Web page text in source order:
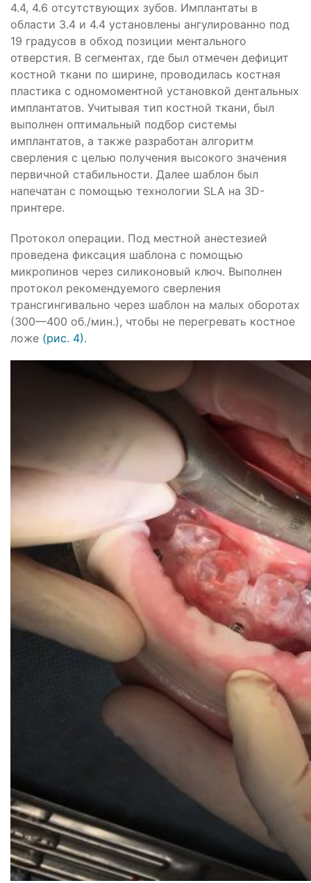
4.4, 4.6 отсутствующих зубов. Имплантаты в
области 3.4 и 4.4 установлены ангулированно под
19 градусов в обход позиции ментального
отверстия. В сегментах, где был отмечен дефицит
костной ткани по ширине, проводилась костная
пластика с одномоментной установкой дентальных
имплантатов. Учитывая тип костной ткани, был
выполнен оптимальный подбор системы
имплантатов, а также разработан алгоритм
сверления с целью получения высокого значения
первичной стабильности. Далее шаблон был
напечатан с помощью технологии SLA на 3D-
принтере.
Протокол операции. Под местной анестезией
проведена фиксация шаблона с помощью
микропинов через силиконовый ключ. Выполнен
протокол рекомендуемого сверления
трансгингивально через шаблон на малых оборотах
(300—400 об./мин.), чтобы не перегревать костное
ложе (рис. 4).